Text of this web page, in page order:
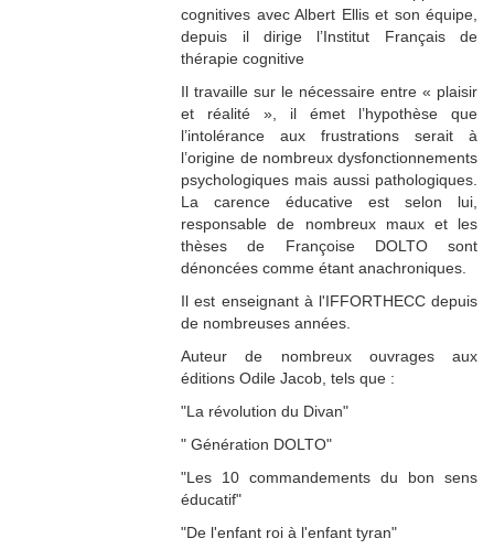
cognitives avec Albert Ellis et son équipe,
depuis il dirige l’Institut Français de
thérapie cognitive
Il travaille sur le nécessaire entre « plaisir
et réalité », il émet l’hypothèse que
l’intolérance aux frustrations serait à
l’origine de nombreux dysfonctionnements
psychologiques mais aussi pathologiques.
La carence éducative est selon lui,
responsable de nombreux maux et les
thèses de Françoise DOLTO sont
dénoncées comme étant anachroniques.
Il est enseignant à l'IFFORTHECC depuis
de nombreuses années.
Auteur de nombreux ouvrages aux
éditions Odile Jacob, tels que :
"La révolution du Divan"
" Génération DOLTO"
"Les 10 commandements du bon sens
éducatif"
"De l'enfant roi à l'enfant tyran"